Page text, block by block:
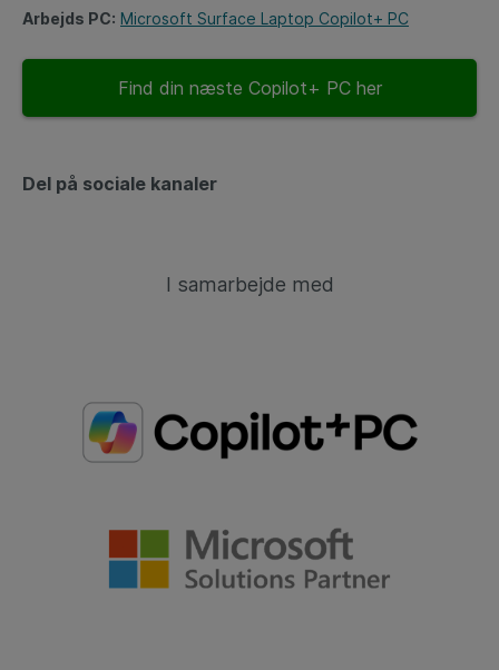
Arbejds PC: Microsoft Surface Laptop Copilot+ PC
Find din næste Copilot+ PC her
Del på sociale kanaler
I samarbejde med